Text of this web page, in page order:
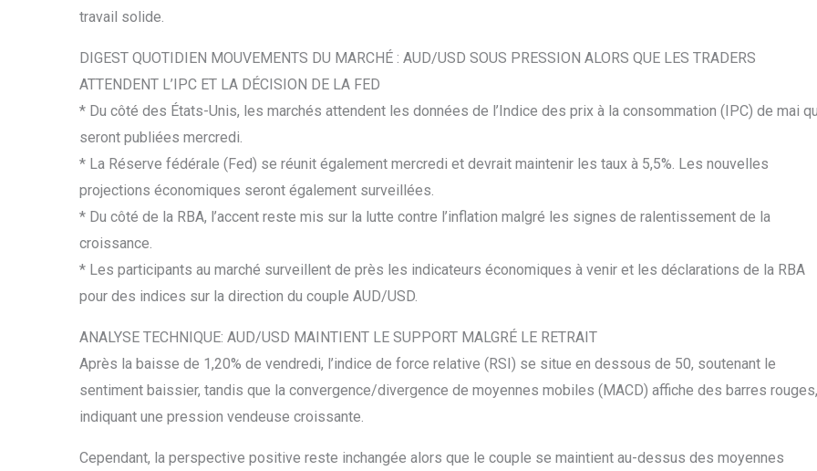
travail solide.
DIGEST QUOTIDIEN MOUVEMENTS DU MARCHÉ : AUD/USD SOUS PRESSION ALORS QUE LES TRADERS
ATTENDENT L’IPC ET LA DÉCISION DE LA FED
* Du côté des États-Unis, les marchés attendent les données de l’Indice des prix à la consommation (IPC) de mai
seront publiées mercredi.
* La Réserve fédérale (Fed) se réunit également mercredi et devrait maintenir les taux à 5,5%. Les nouvelles
projections économiques seront également surveillées.
* Du côté de la RBA, l’accent reste mis sur la lutte contre l’inflation malgré les signes de ralentissement de la
croissance.
* Les participants au marché surveillent de près les indicateurs économiques à venir et les déclarations de la RBA
pour des indices sur la direction du couple AUD/USD.
ANALYSE TECHNIQUE: AUD/USD MAINTIENT LE SUPPORT MALGRÉ LE RETRAIT
Après la baisse de 1,20% de vendredi, l’indice de force relative (RSI) se situe en dessous de 50, soutenant le
sentiment baissier, tandis que la convergence/divergence de moyennes mobiles (MACD) affiche des barres rouges,
indiquant une pression vendeuse croissante.
Cependant, la perspective positive reste inchangée alors que le couple se maintient au-dessus des moyennes